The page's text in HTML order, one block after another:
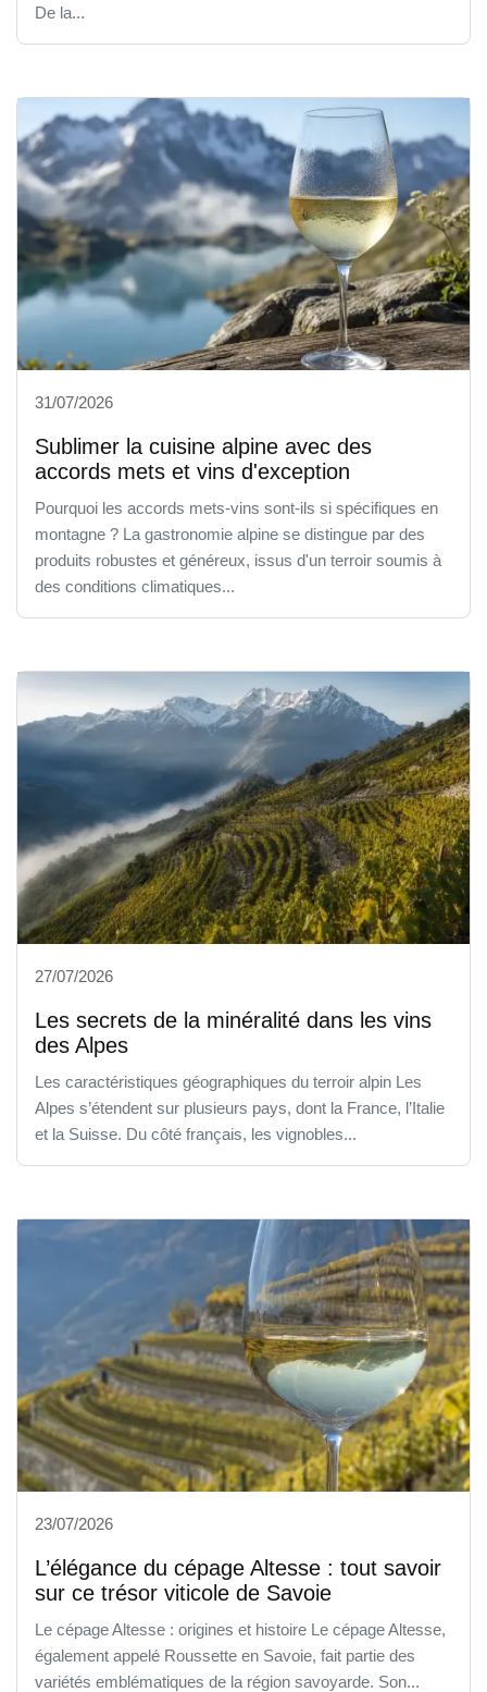
De la...
31/07/2026
Sublimer la cuisine alpine avec des
accords mets et vins d'exception
Pourquoi les accords mets-vins sont-ils si spécifiques en
montagne ? La gastronomie alpine se distingue par des
produits robustes et généreux, issus d'un terroir soumis à
des conditions climatiques...
27/07/2026
Les secrets de la minéralité dans les vins
des Alpes
Les caractéristiques géographiques du terroir alpin Les
Alpes s’étendent sur plusieurs pays, dont la France, l’Italie
et la Suisse. Du côté français, les vignobles...
23/07/2026
L’élégance du cépage Altesse : tout savoir
sur ce trésor viticole de Savoie
Le cépage Altesse : origines et histoire Le cépage Altesse,
également appelé Roussette en Savoie, fait partie des
variétés emblématiques de la région savoyarde. Son...